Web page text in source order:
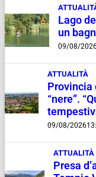
Lago
un
09/08/
ATTUALITÀ
Provincia
“nere”.
09/08/2026
ATTUALITÀ
Presa